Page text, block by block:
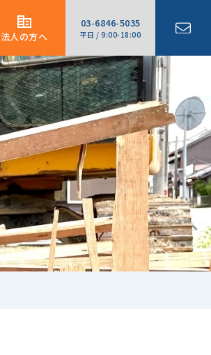
法人の方へ
03-6846-5035
平日 / 9:00-18:00